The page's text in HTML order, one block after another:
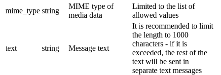
mime_type string
MIME type of
media data
Limited to the list of
allowed values
text string Message text
It is recommended to limit
the length to 1000
characters - if it is
exceeded, the rest of the
text will be sent in
separate text messages